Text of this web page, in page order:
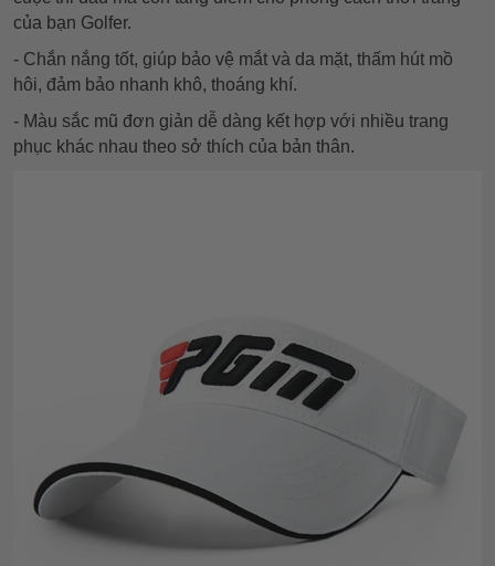
của bạn Golfer.
- Chắn nắng tốt, giúp bảo vệ mắt và da mặt, thấm hút mồ
hôi, đảm bảo nhanh khô, thoáng khí.
- Màu sắc mũ đơn giản dễ dàng kết hợp với nhiều trang
phục khác nhau theo sở thích của bản thân.